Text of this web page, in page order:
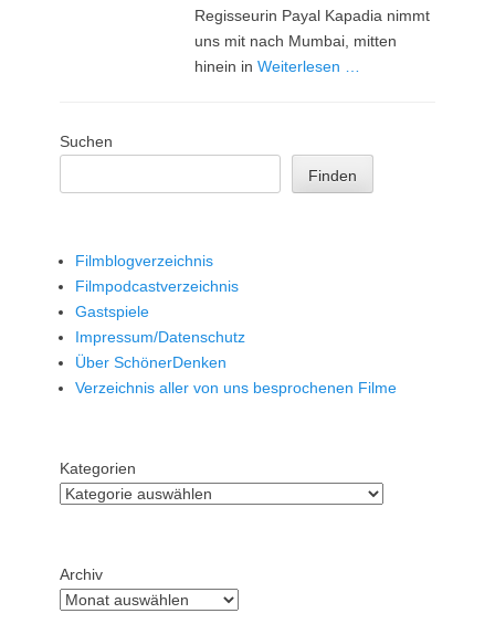
Regisseurin Payal Kapadia nimmt
uns mit nach Mumbai, mitten
hinein inWeiterlesen …
Suchen
Finden
Filmblogverzeichnis
Filmpodcastverzeichnis
Gastspiele
Impressum/Datenschutz
Über SchönerDenken
Verzeichnis aller von uns besprochenen Filme
Kategorien
Archiv